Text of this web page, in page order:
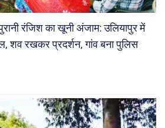
रंजिश का खूनी अंजाम: उलियापुर में
शव रखकर प्रदर्शन, गांव बना पुलिस